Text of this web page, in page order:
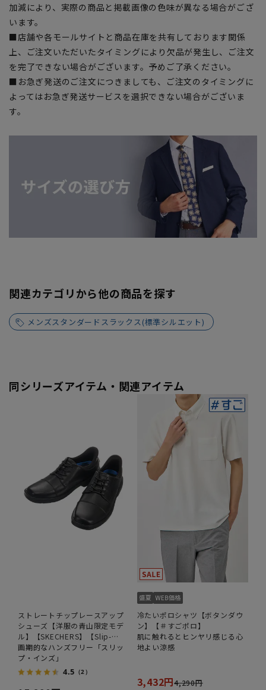
加減により、実際の商品と掲載画像の色味が異なる場合がござ
います。
■店舗や各モールサイトと商品在庫を共有しております関係
上、ご注文いただいたタイミングにより欠品が発生し、ご注文
を完了できない場合がございます。予めご了承ください。
■お急ぎ発送のご注文につきましても、ご注文のタイミングに
よってはお急ぎ発送サービスを選択できない場合がございま
す。
関連カテゴリから他の商品を探す
メンズスタンダードスラックス(標準シルエット)
同シリーズアイテム・関連アイテム
ストレートチップレースアップ
シューズ【洋服の青山限定モデ
ル】【SKECHERS】【Slip-
ins】
画期的なハンズフリー「スリッ
プ・インズ」
4.5 （2）
冷たいポロシャツ【ボタンダウ
ン】【＃すごポロ】
肌に触れるとヒンヤリ感じる心
地よい涼感
3,432円4,290円